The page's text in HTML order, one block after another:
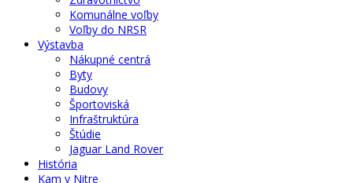
Komunálne voľby
Voľby do NRSR
Výstavba
Nákupné centrá
Byty
Budovy
Športoviská
Infraštruktúra
Štúdie
Jaguar Land Rover
História
Kam v Nitre